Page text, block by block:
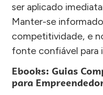
ser aplicado
Manter-se
competitividade, e
fonte confiável para
Ebooks: Guias
para